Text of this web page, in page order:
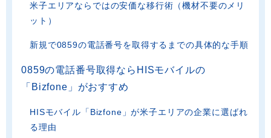
米子エリアならではの安価な移行術（機材不要のメリ
ット）
新規で0859の電話番号を取得するまでの具体的な手順
0859の電話番号取得ならHISモバイルの
「Bizfone」がおすすめ
HISモバイル「Bizfone」が米子エリアの企業に選ばれ
る理由